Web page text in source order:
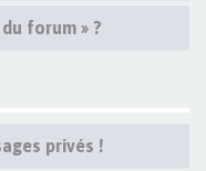
forum » ?
privés !